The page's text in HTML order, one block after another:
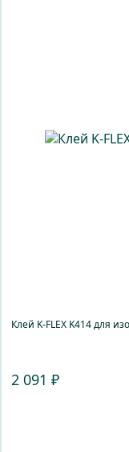
Клей K-FLEX K414 для
2 091 ₽